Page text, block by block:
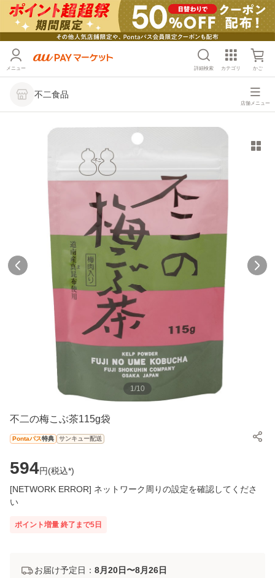
メニュー 詳細検索 カテゴリ かご
不二食品
店舗メニュー
1/10
不二の梅こぶ茶115g袋
Pontaパス特典 サンキュー配送
594円(税込*)
[NETWORK ERROR] ネットワーク周りの設定を確認してくださ
い
ポイント増量 終了まで5 日
お届け予定日： 8月20日〜8月26日